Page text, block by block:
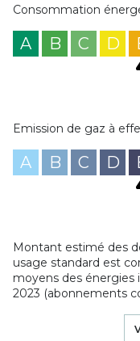
Consommation
A B C D
Emission de gaz à
A B C D
Montant estimé des
usage standard est
moyens des énergies
2023 (abonnements